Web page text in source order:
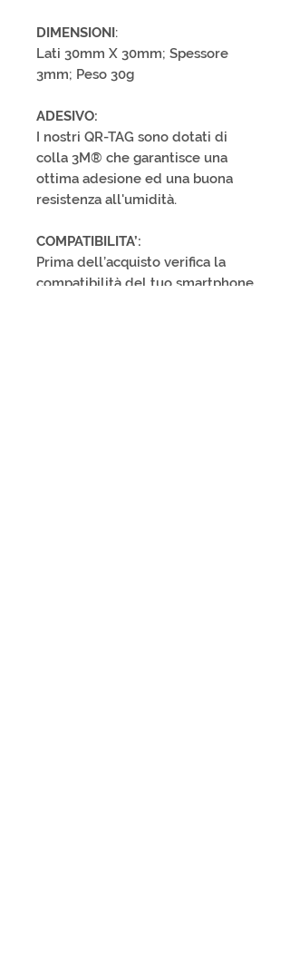
DIMENSIONI:
Lati 30mm X 30mm; Spessore
3mm; Peso 30g
ADESIVO:
I nostri QR-TAG sono dotati di
colla 3M® che garantisce una
ottima adesione ed una buona
resistenza all'umidità.
COMPATIBILITA’:
Prima dell’acquisto verifica la
compatibilità del tuo smartphone